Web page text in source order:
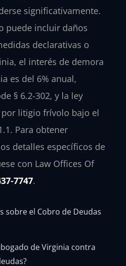
significativamente.
puede incluir daños
declarativas o
el interés de demora
es del 6% anual,
§ 6.2-302, y la ley
litigio frívolo bajo el
. Para obtener
detalles específicos de
con Law Offices Of
7747.
sobre el Cobro de Deudas
de Virginia contra